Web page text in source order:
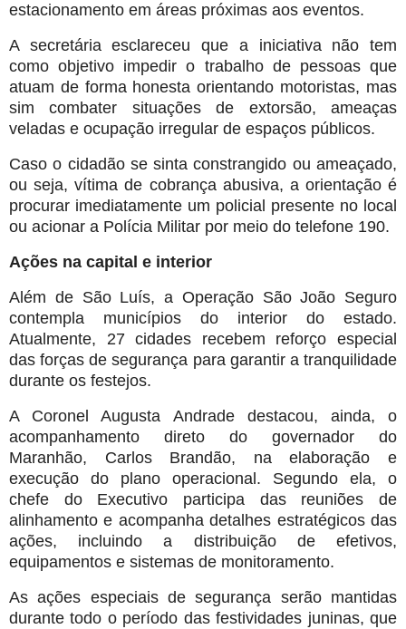
estacionamento em áreas próximas aos eventos.
A secretária esclareceu que a iniciativa não tem
como objetivo impedir o trabalho de pessoas que
atuam de forma honesta orientando motoristas, mas
sim combater situações de extorsão, ameaças
veladas e ocupação irregular de espaços públicos.
Caso o cidadão se sinta constrangido ou ameaçado,
ou seja, vítima de cobrança abusiva, a orientação é
procurar imediatamente um policial presente no local
ou acionar a Polícia Militar por meio do telefone 190.
Ações na capital e interior
Além de São Luís, a Operação São João Seguro
contempla municípios do interior do estado.
Atualmente, 27 cidades recebem reforço especial
das forças de segurança para garantir a tranquilidade
durante os festejos.
A Coronel Augusta Andrade destacou, ainda, o
acompanhamento direto do governador do
Maranhão, Carlos Brandão, na elaboração e
execução do plano operacional. Segundo ela, o
chefe do Executivo participa das reuniões de
alinhamento e acompanha detalhes estratégicos das
ações, incluindo a distribuição de efetivos,
equipamentos e sistemas de monitoramento.
As ações especiais de segurança serão mantidas
durante todo o período das festividades juninas, que